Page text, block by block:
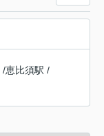
/恵比須駅 /